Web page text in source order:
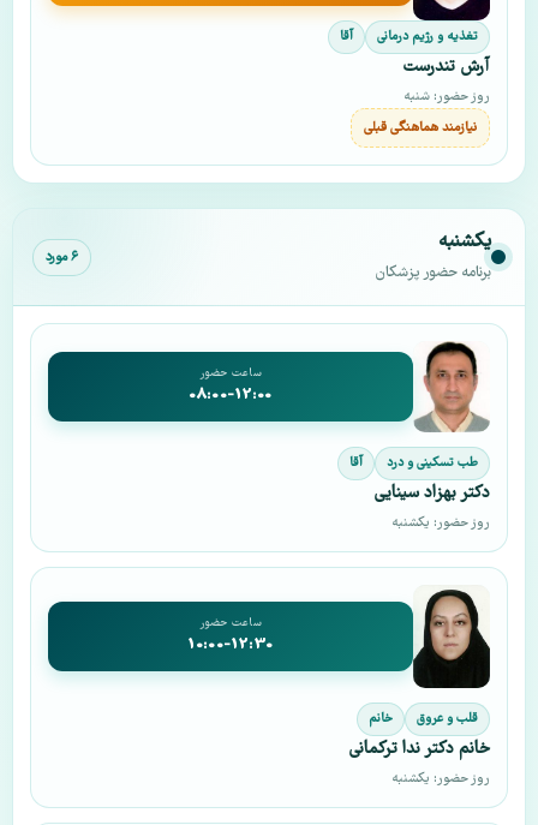
تغذیه و رژیم درمانی آقا
آرش تندرست
روز حضور: شنبه
نیازمند هماهنگی قبلی
یکشنبه
برنامه حضور پزشکان
۶ مورد
ساعت حضور
08:00-12:00
طب تسکینی و درد آقا
دکتر بهزاد سینایی
روز حضور: یکشنبه
ساعت حضور
10:00-12:30
قلب و عروق خانم
خانم دکتر ندا ترکمانی
روز حضور: یکشنبه